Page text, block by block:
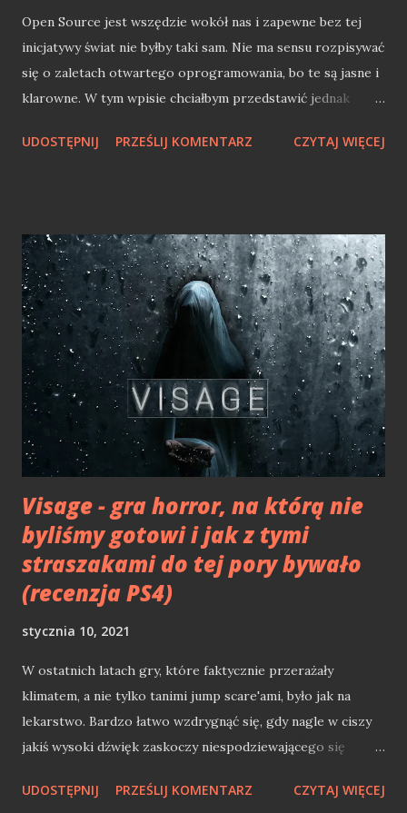
Open Source jest wszędzie wokół nas i zapewne bez tej
inicjatywy świat nie byłby taki sam. Nie ma sensu rozpisywać
się o zaletach otwartego oprogramowania, bo te są jasne i
klarowne. W tym wpisie chciałbym przedstawić jednak
został nieraz już wprowadzony w maliny. Powodem tego
Open Source miał trochę pod górkę. Steve Ballmer kiedyś
powiedział "Linux jest rakiem" w kwestii GNU GPL. Dziś
zapewne gigant z Redmond chciałbym o tym zapomnieć,
gdyż Microsoft od jakiegoś już czasu jest firmą Open
Source. Pierwszą zmianą na plus było zatrudnienie w 2004
roku Billa Hilfa, lidera działu Open Source w IBM. Jak sam
twierdzi, Microsoft zatrudnił go, gdyż firma nie wiedziała
czym jest i jak działa idea otwartego oprogramowania. Zaś
już od 2006 roku Microsoft był kontrybut...
UDOSTĘPNIJ PRZEŚLIJ KOMENTARZ CZYTAJ WIĘCEJ
Visage - gra horror, na którą nie
byliśmy gotowi i jak z tymi
straszakami do tej pory bywało
(recenzja PS4)
stycznia 10, 2021
W ostatnich latach gry, które faktycznie przerażały
klimatem, a nie tylko tanimi jump scare'ami, było jak na
lekarstwo. Bardzo łatwo wzdrygnąć się, gdy nagle w ciszy
jakiś wysoki dźwięk zaskoczy niespodziewającego się
nagłym "łomotem" można nazwać prawdziwymi
UDOSTĘPNIJ PRZEŚLIJ KOMENTARZ CZYTAJ WIĘCEJ